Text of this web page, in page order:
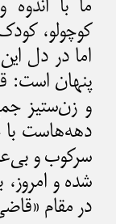
کوچولو،
اما در دل
پنهان است:
و زن‌ستیز
دهه‌هاست
سرکوب و
شده و
در مقام